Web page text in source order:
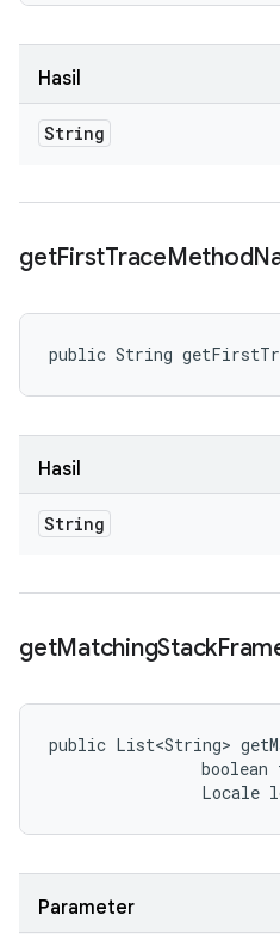
Hasil
String
getFirstTraceMethod
public String
Hasil
String
getMatchingStack
public List<String>
boolean
Locale
Parameter